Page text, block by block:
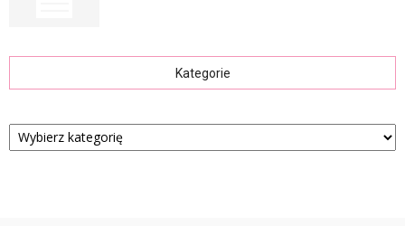
Kategorie
Kategorie